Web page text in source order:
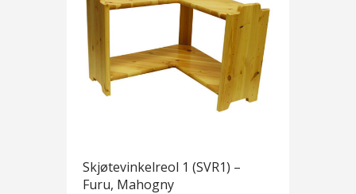
Skjøtevinkelreol 1 (SVR1) –
Furu, Mahogny